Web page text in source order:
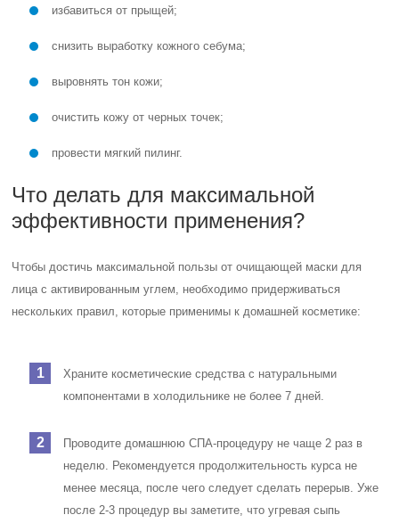
избавиться от прыщей;
снизить выработку кожного себума;
выровнять тон кожи;
очистить кожу от черных точек;
провести мягкий пилинг.
Что делать для максимальной
эффективности применения?
Чтобы достичь максимальной пользы от очищающей маски для
лица с активированным углем, необходимо придерживаться
нескольких правил, которые применимы к домашней косметике:
Храните косметические средства с натуральными
компонентами в холодильнике не более 7 дней.
Проводите домашнюю СПА-процедуру не чаще 2 раз в
неделю. Рекомендуется продолжительность курса не
менее месяца, после чего следует сделать перерыв. Уже
после 2-3 процедур вы заметите, что угревая сыпь